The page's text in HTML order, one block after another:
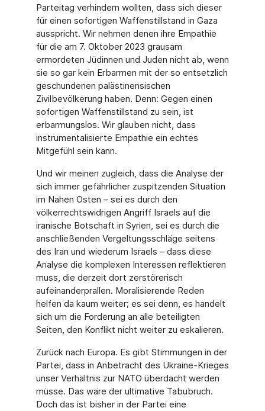
Parteitag verhindern wollten, dass sich dieser
für einen sofortigen Waffenstillstand in Gaza
ausspricht. Wir nehmen denen ihre Empathie
für die am 7. Oktober 2023 grausam
ermordeten Jüdinnen und Juden nicht ab, wenn
sie so gar kein Erbarmen mit der so entsetzlich
geschundenen palästinensischen
Zivilbevölkerung haben. Denn: Gegen einen
sofortigen Waffenstillstand zu sein, ist
erbarmungslos. Wir glauben nicht, dass
instrumentalisierte Empathie ein echtes
Mitgefühl sein kann.
Und wir meinen zugleich, dass die Analyse der
sich immer gefährlicher zuspitzenden Situation
im Nahen Osten – sei es durch den
völkerrechtswidrigen Angriff Israels auf die
iranische Botschaft in Syrien, sei es durch die
anschließenden Vergeltungsschläge seitens
des Iran und wiederum Israels – dass diese
Analyse die komplexen Interessen reflektieren
muss, die derzeit dort zerstörerisch
aufeinanderprallen. Moralisierende Reden
helfen da kaum weiter; es sei denn, es handelt
sich um die Forderung an alle beteiligten
Seiten, den Konflikt nicht weiter zu eskalieren.
Zurück nach Europa. Es gibt Stimmungen in der
Partei, dass in Anbetracht des Ukraine-Krieges
unser Verhältnis zur NATO überdacht werden
müsse. Das wäre der ultimative Tabubruch.
Doch das ist bisher in der Partei eine